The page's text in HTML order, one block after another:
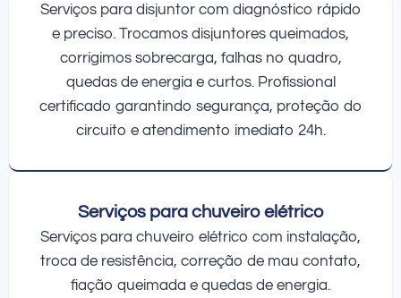
Serviços para disjuntor com diagnóstico rápido
e preciso. Trocamos disjuntores queimados,
corrigimos sobrecarga, falhas no quadro,
quedas de energia e curtos. Profissional
certificado garantindo segurança, proteção do
circuito e atendimento imediato 24h.
Serviços para chuveiro elétrico
Serviços para chuveiro elétrico com instalação,
troca de resistência, correção de mau contato,
fiação queimada e quedas de energia.